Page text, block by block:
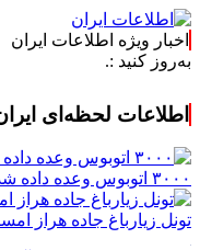
اخبار ویژه اطلاعات ایران
:.
اطلاعات لحظه‌ای
۳۰۰۰ اتوبوس وعده داده شده هنوز وارد طرح اربعین نشده است
تونل زیارباغ جاده هراز